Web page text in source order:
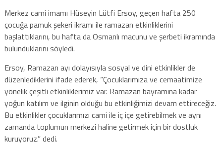
Merkez cami imamı Hüseyin Lütfi Ersoy, geçen hafta 250
çocuğa pamuk şekeri ikramı ile ramazan etkinliklerini
başlattıklarını, bu hafta da Osmanlı macunu ve şerbeti ikramında
bulunduklarını söyledi.
Ersoy, Ramazan ayı dolayısıyla sosyal ve dini etkinlikler de
düzenlediklerini ifade ederek, “Çocuklarımıza ve cemaatimize
yönelik çeşitli etkinliklerimiz var. Ramazan bayramına kadar
yoğun katılım ve ilginin olduğu bu etkinliğimizi devam ettireceğiz.
Bu etkinlikler çocuklarımızı cami ile iç içe getirebilmek ve aynı
zamanda toplumun merkezi haline getirmek için bir dostluk
kuruyoruz.” dedi.